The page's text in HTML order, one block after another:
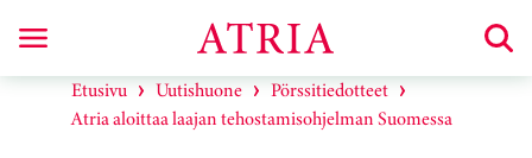
Etusivu Uutishuone
Pörssitiedotteet
Atria aloittaa laajan tehostamisohjelman Suomessa